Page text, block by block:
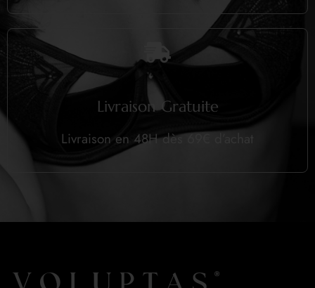
Livraison Gratuite
Livraison en 48H dès 69€ d’achat